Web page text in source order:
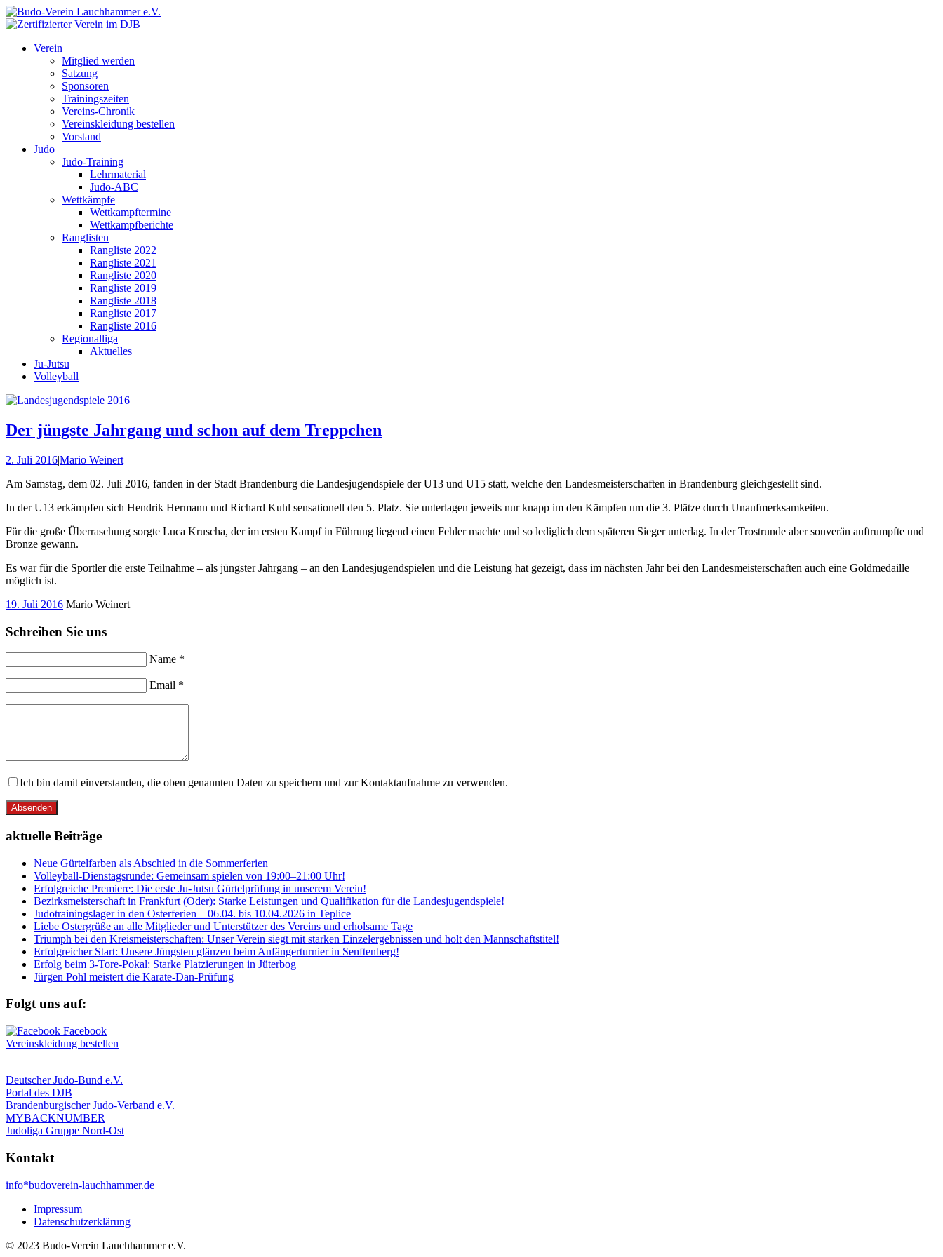
Verein
Mitglied werden
Satzung
Sponsoren
Trainingszeiten
Vereins-Chronik
Vereinskleidung bestellen
Vorstand
Judo
Judo-Training
Lehrmaterial
Judo-ABC
Wettkämpfe
Wettkampftermine
Wettkampfberichte
Ranglisten
Rangliste 2022
Rangliste 2021
Rangliste 2020
Rangliste 2019
Rangliste 2018
Rangliste 2017
Rangliste 2016
Regionalliga
Aktuelles
Ju-Jutsu
Volleyball
Der jüngste Jahrgang und schon auf dem Treppchen
2. Juli 2016|Mario Weinert
Am Samstag, dem 02. Juli 2016, fanden in der Stadt Brandenburg die Landesjugendspiele der U13 und U15 statt, welche den Landesmeisterschaften in Brandenburg gleichgestellt sind.
In der U13 erkämpfen sich Hendrik Hermann und Richard Kuhl sensationell den 5. Platz. Sie unterlagen jeweils nur knapp im den Kämpfen um die 3. Plätze durch Unaufmerksamkeiten.
Für die große Überraschung sorgte Luca Kruscha, der im ersten Kampf in Führung liegend einen Fehler machte und so lediglich dem späteren Sieger unterlag. In der Trostrunde aber souverän auftrumpfte und
Bronze gewann.
Es war für die Sportler die erste Teilnahme – als jüngster Jahrgang – an den Landesjugendspielen und die Leistung hat gezeigt, dass im nächsten Jahr bei den Landesmeisterschaften auch eine Goldmedaille
möglich ist.
19. Juli 2016 Mario Weinert
Schreiben Sie uns
Name *
Email *
Ich bin damit einverstanden, die oben genannten Daten zu speichern und zur Kontaktaufnahme zu verwenden.
Absenden
aktuelle Beiträge
Neue Gürtelfarben als Abschied in die Sommerferien
Volleyball-Dienstagsrunde: Gemeinsam spielen von 19:00–21:00 Uhr!
Erfolgreiche Premiere: Die erste Ju-Jutsu Gürtelprüfung in unserem Verein!
Bezirksmeisterschaft in Frankfurt (Oder): Starke Leistungen und Qualifikation für die Landesjugendspiele!
Judotrainingslager in den Osterferien – 06.04. bis 10.04.2026 in Teplice
Liebe Ostergrüße an alle Mitglieder und Unterstützer des Vereins und erholsame Tage
Triumph bei den Kreismeisterschaften: Unser Verein siegt mit starken Einzelergebnissen und holt den Mannschaftstitel!
Erfolgreicher Start: Unsere Jüngsten glänzen beim Anfängerturnier in Senftenberg!
Erfolg beim 3-Tore-Pokal: Starke Platzierungen in Jüterbog
Jürgen Pohl meistert die Karate-Dan-Prüfung
Folgt uns auf:
Vereinskleidung bestellen
Deutscher Judo-Bund e.V.
Portal des DJB
Brandenburgischer Judo-Verband e.V.
MYBACKNUMBER
Judoliga Gruppe Nord-Ost
Kontakt
info*budoverein-lauchhammer.de
Impressum
Datenschutzerklärung
© 2023 Budo-Verein Lauchhammer e.V.